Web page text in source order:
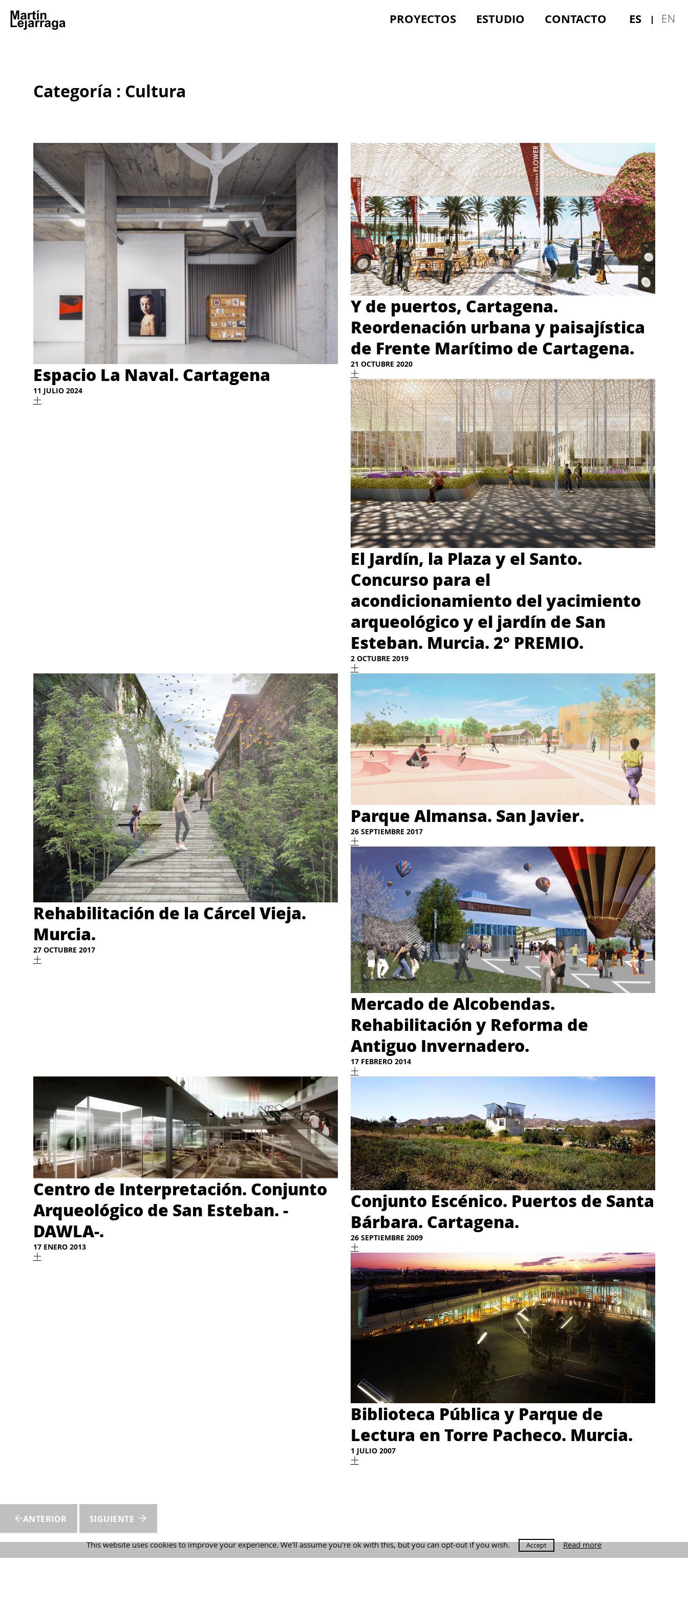
PROYECTOS ESTUDIO CONTACTO ES EN
Categoría : Cultura
Espacio La Naval. Cartagena
11 JULIO 2024
Y de puertos, Cartagena.
Reordenación urbana y paisajística
de Frente Marítimo de Cartagena.
21 OCTUBRE 2020
El Jardín, la Plaza y el Santo.
Concurso para el
acondicionamiento del yacimiento
arqueológico y el jardín de San
Esteban. Murcia. 2º PREMIO.
2 OCTUBRE 2019
Rehabilitación de la Cárcel Vieja.
Murcia.
27 OCTUBRE 2017
Parque Almansa. San Javier.
26 SEPTIEMBRE 2017
Mercado de Alcobendas.
Rehabilitación y Reforma de
Antiguo Invernadero.
17 FEBRERO 2014
Centro de Interpretación. Conjunto
Arqueológico de San Esteban. -
DAWLA-.
17 ENERO 2013
Conjunto Escénico. Puertos de Santa
Bárbara. Cartagena.
26 SEPTIEMBRE 2009
Biblioteca Pública y Parque de
Lectura en Torre Pacheco. Murcia.
1 JULIO 2007
ANTERIOR SIGUIENTE
This website uses cookies to improve your experience. We'll assume you're ok with this, but you can opt-out if you wish. Accept Read more